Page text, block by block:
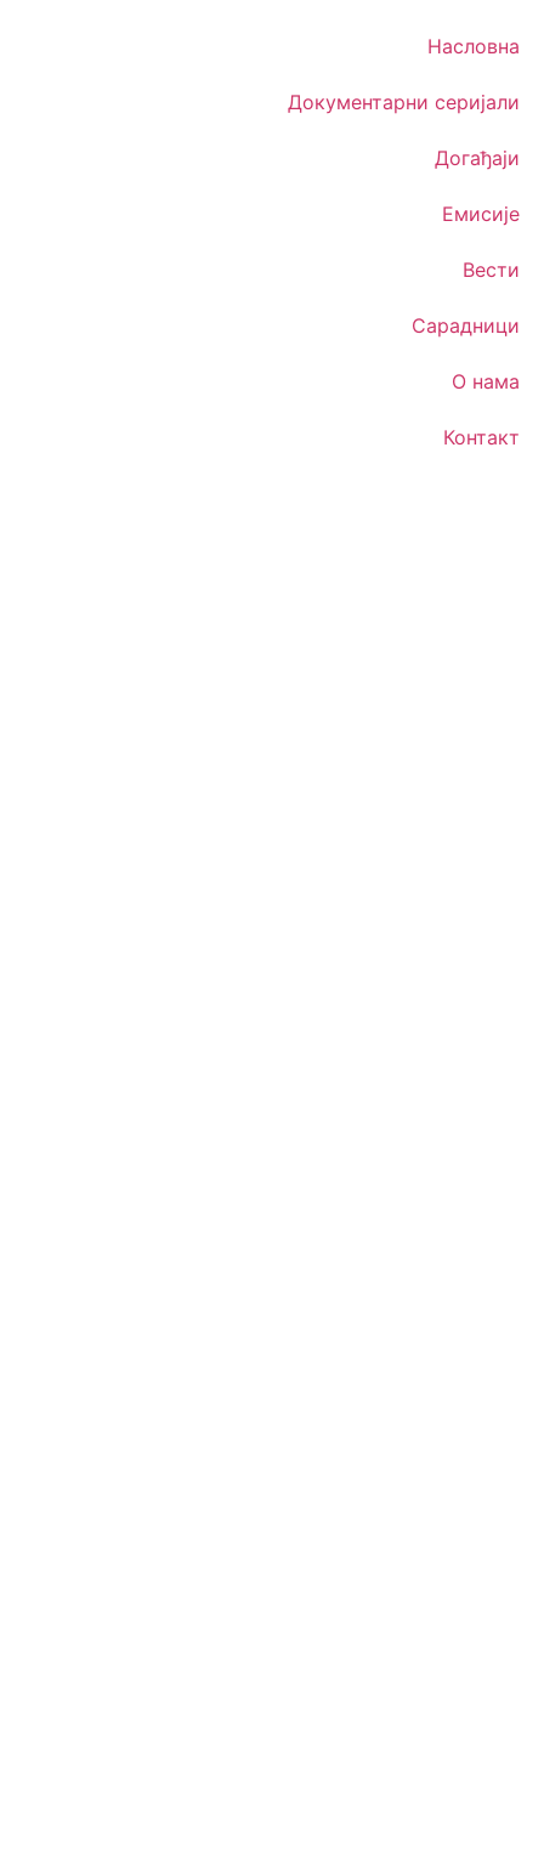
Насловна
Документарни серијали
Догађаји
Емисије
Вести
Сарадници
О нама
Контакт